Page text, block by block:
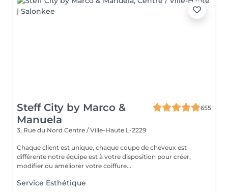
Steff City by Marco &
Manuela
655
3, Rue du Nord Centre / Ville-Haute L-2229
Chaque client est unique, chaque coupe de cheveux est
différente notre équipe est à votre disposition pour créer,
modifier ou améliorer votre coiffure...
Service Esthétique